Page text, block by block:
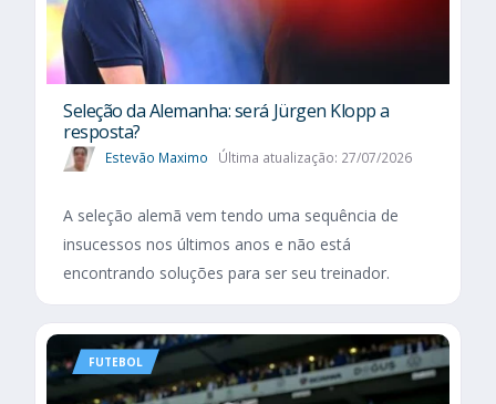
Seleção da Alemanha: será Jürgen Klopp a
resposta?
Estevão Maximo Última atualização: 27/07/2026
A seleção alemã vem tendo uma sequência de
insucessos nos últimos anos e não está
encontrando soluções para ser seu treinador.
FUTEBOL